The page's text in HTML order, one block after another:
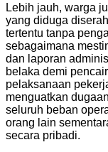
Lebih jauh, warga
yang diduga
tertentu tanpa
sebagaimana
dan laporan
belaka demi
pelaksanaan
menguatkan
seluruh beban
orang lain
secara pribadi.